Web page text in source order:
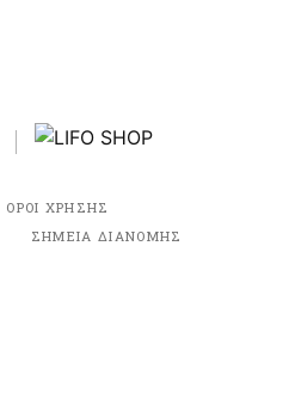
ΟΡΟΙ ΧΡΗΣΗΣ
ΣΗΜΕΙΑ ΔΙΑΝΟΜΗΣ